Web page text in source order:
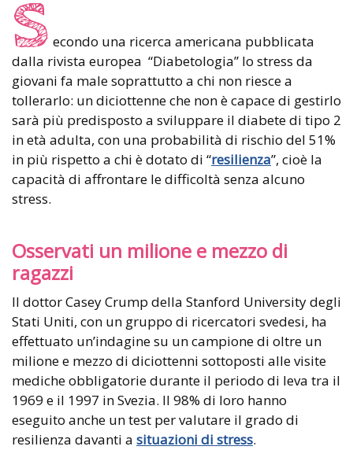
S econdo una ricerca americana pubblicata
dalla rivista europea “Diabetologia” lo stress da
giovani fa male soprattutto a chi non riesce a
tollerarlo: un diciottenne che non è capace di gestirlo
sarà più predisposto a sviluppare il diabete di tipo 2
in età adulta, con una probabilità di rischio del 51%
in più rispetto a chi è dotato di “resilienza”, cioè la
capacità di affrontare le difficoltà senza alcuno
stress.
Osservati un milione e mezzo di
ragazzi
Il dottor Casey Crump della Stanford University degli
Stati Uniti, con un gruppo di ricercatori svedesi, ha
effettuato un’indagine su un campione di oltre un
milione e mezzo di diciottenni sottoposti alle visite
mediche obbligatorie durante il periodo di leva tra il
1969 e il 1997 in Svezia. Il 98% di loro hanno
eseguito anche un test per valutare il grado di
resilienza davanti a situazioni di stress.